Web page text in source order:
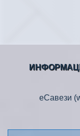
еСавези